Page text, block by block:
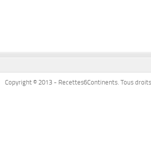
Copyright © 2013 - Recettes6Continents. Tous